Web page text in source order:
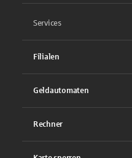
Services
Filialen
Geldautomaten
Rechner